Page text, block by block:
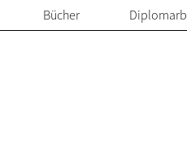
Bücher